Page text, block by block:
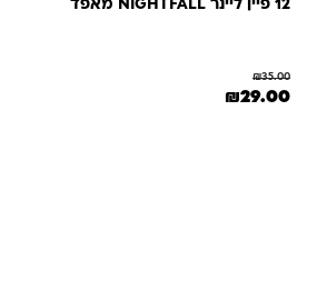
12 פיין ליינר NIGHTFALL מאפד
₪35.00
המחיר המקורי היה: ₪35.00.
₪29.00